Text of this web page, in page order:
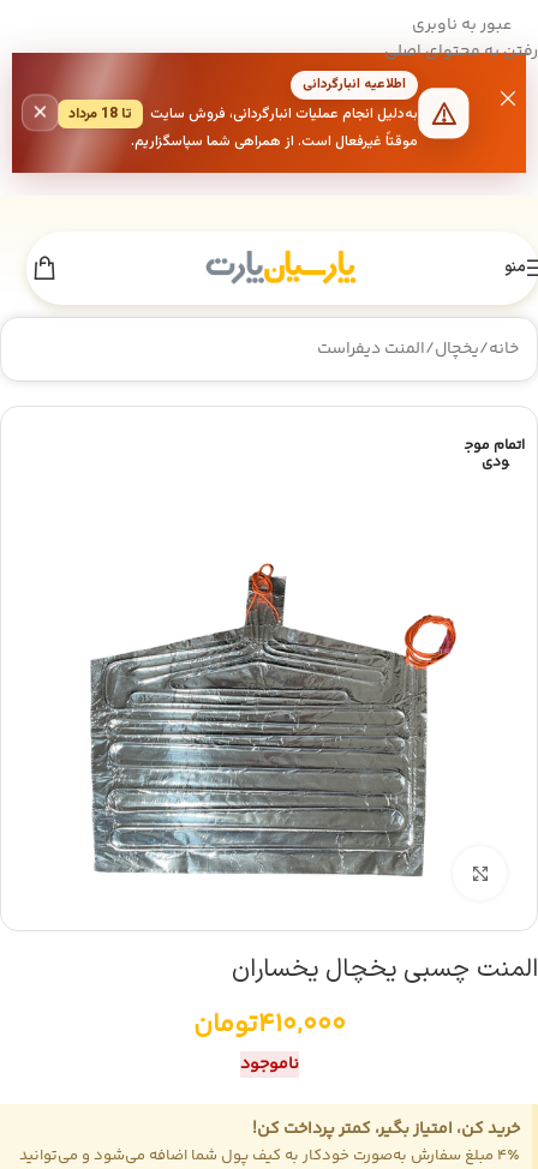
عبور به ناوبری
رفتن به محتوای اصلی
اطلاعیه انبارگردانی
به‌دلیل انجام عملیات انبارگردانی، فروش سایت
تا 18 مرداد
موقتاً غیرفعال است. از همراهی شما سپاسگزاریم.
×
منو
خانه/یخچال/المنت دیفراست
اتمام موج
ودی
بزرگنمایی تصویر
المنت چسبی یخچال یخساران
410,000تومان
ناموجود
خرید کن، امتیاز بگیر، کمتر پرداخت کن!
4٪ مبلغ سفارش به‌صورت خودکار به کیف پول شما اضافه می‌شود و می‌توانید